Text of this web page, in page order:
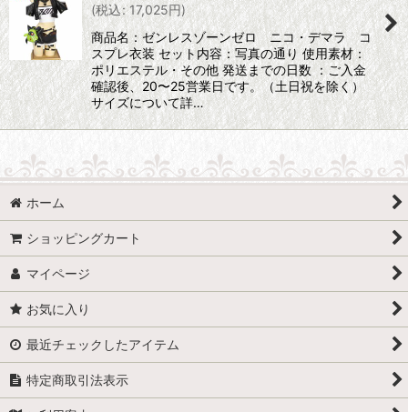
(税込: 17,025円)
商品名：ゼンレスゾーンゼロ ニコ・デマラ コ
スプレ衣装 セット内容：写真の通り 使用素材：
ポリエステル・その他 発送までの日数 ：ご入金
確認後、20〜25営業日です。（土日祝を除く）
サイズについて詳…
ホーム
ショッピングカート
マイページ
お気に入り
最近チェックしたアイテム
特定商取引法表示